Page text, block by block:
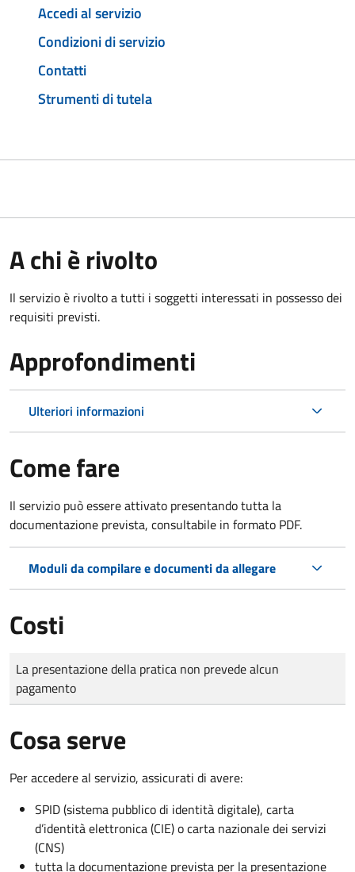
Accedi al servizio
Condizioni di servizio
Contatti
Strumenti di tutela
A chi è rivolto
Il servizio è rivolto a tutti i soggetti interessati in possesso dei
requisiti previsti.
Approfondimenti
Ulteriori informazioni
Come fare
Il servizio può essere attivato presentando tutta la
documentazione prevista, consultabile in formato PDF.
Moduli da compilare e documenti da allegare
Costi
Tipo di pagamento
Importo
La presentazione della pratica non prevede alcun
pagamento
Cosa serve
Per accedere al servizio, assicurati di avere:
SPID (sistema pubblico di identità digitale), carta
d’identità elettronica (CIE) o carta nazionale dei servizi
(CNS)
tutta la documentazione prevista per la presentazione